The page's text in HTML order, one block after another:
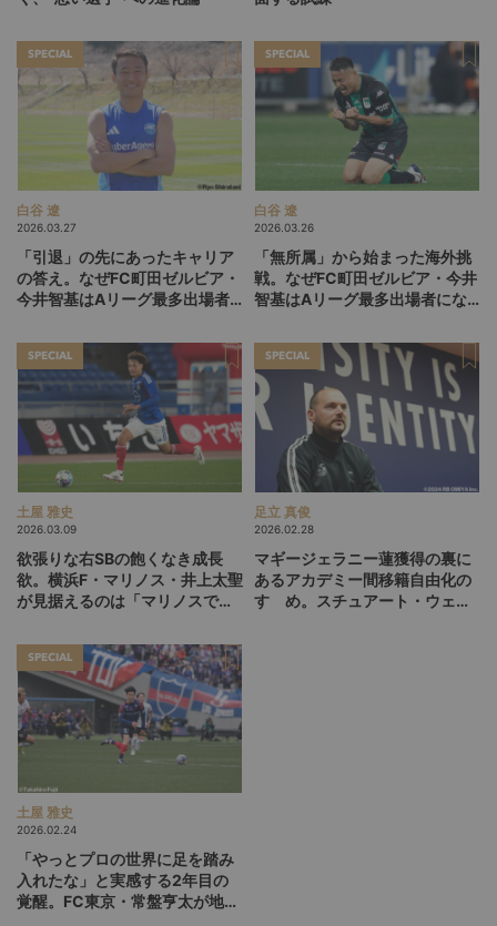
SPECIAL
白谷 遼
2026.03.27
「引退」の先にあったキャリア
の答え。なぜFC町田ゼルビア・
今井智基はAリーグ最多出場者
SPECIAL
白谷 遼
2026.03.26
「無所属」から始まった海外挑
戦。なぜFC町田ゼルビア・今井
智基はAリーグ最多出場者にな
SPECIAL
土屋 雅史
2026.03.09
欲張りな右SBの飽くなき成長
欲。横浜F・マリノス・井上太聖
が見据えるのは「マリノスで必
SPECIAL
足立 真俊
2026.02.28
マギージェラニー蓮獲得の裏に
あるアカデミー間移籍自由化の
すゝめ。スチュアート・ウェバ
SPECIAL
土屋 雅史
2026.02.24
「やっとプロの世界に足を踏み
入れたな」と実感する2年目の
覚醒。FC東京・常盤亨太が地道